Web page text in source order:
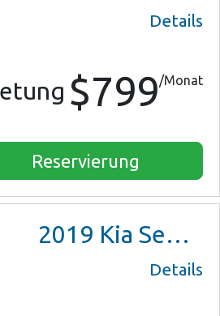
Details
$799/Monat
Reservierung
2019 Kia Sedona
Details